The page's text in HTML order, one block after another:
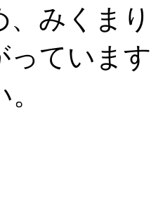
、みくま
っていま